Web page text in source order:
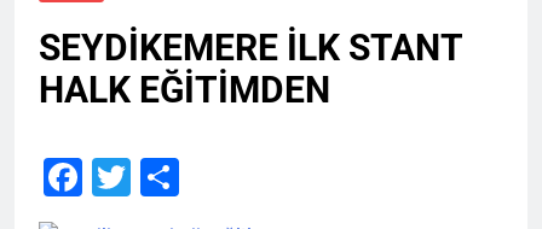
SEYDİKEMERE İLK STANT
HALK EĞİTİMDEN
Facebook
Twitter